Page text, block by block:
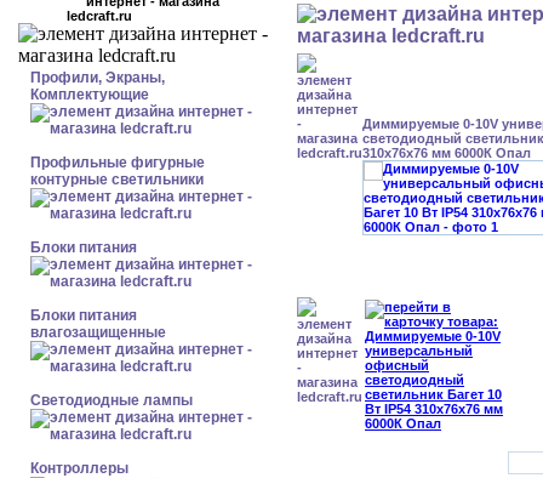
Профили, Экраны,
Комплектующие
Профильные фигурные
контурные светильники
Блоки питания
Блоки питания
влагозащищенные
Светодиодные лампы
Контроллеры
Диммируемые 0-10V
светодиодный светильник
310x76x76 мм 6000К Опал